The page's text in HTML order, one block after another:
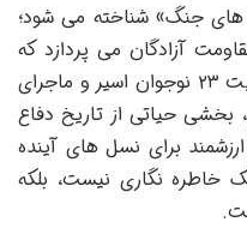
های جنگ» شناخته می شود؛
آزادگان می پردازد که
کمتر به آن پرداخته شده است. روایت ۲۳ نوجوان اسیر و ماجرای
حیاتی از تاریخ دفاع
برای نسل های آینده
خاطره نگاری نیست، بلکه